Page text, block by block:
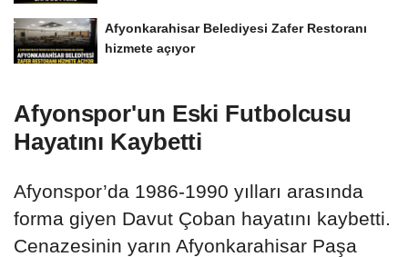
Afyonkarahisar Belediyesi Zafer Restoranı
hizmete açıyor
Afyonspor'un Eski Futbolcusu
Hayatını Kaybetti
Afyonspor’da 1986-1990 yılları arasında
forma giyen Davut Çoban hayatını kaybetti.
Cenazesinin yarın Afyonkarahisar Paşa